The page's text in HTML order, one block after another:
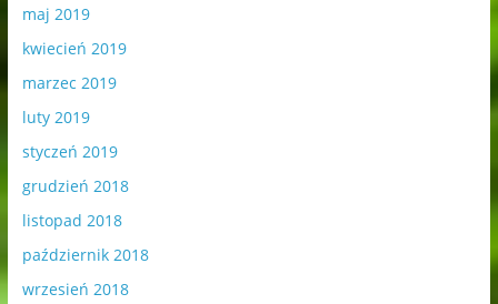
maj 2019
kwiecień 2019
marzec 2019
luty 2019
styczeń 2019
grudzień 2018
listopad 2018
październik 2018
wrzesień 2018